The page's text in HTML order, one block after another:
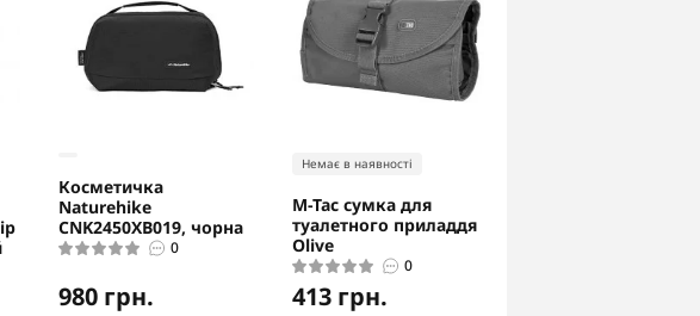
Косметичка
Naturehike
CNK2450XB019, чорна
0
980 грн.
Немає в наявності
M-Tac сумка для
туалетного приладдя
Olive
0
413 грн.